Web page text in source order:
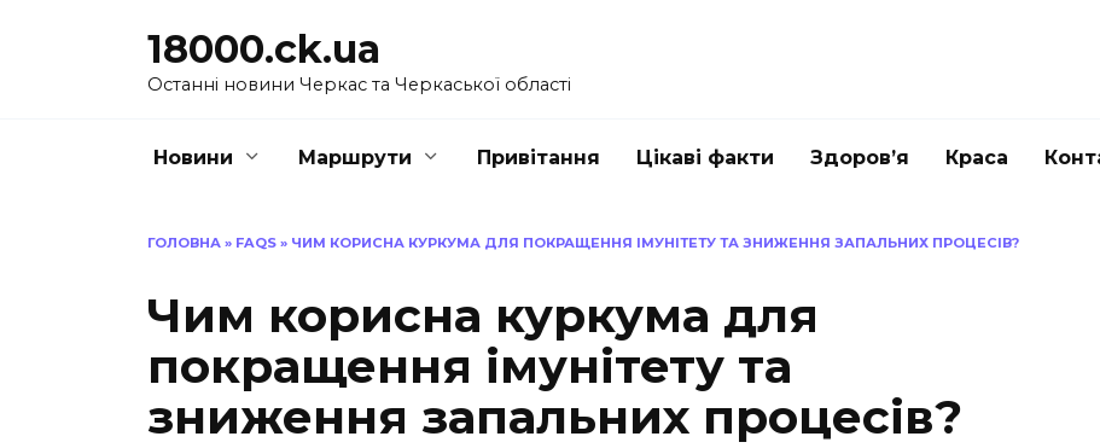
18000.ck.ua
Останні новини Черкас та Черкаської області
Новини Маршрути Привітання Цікаві факти Здоров’я Краса
ГОЛОВНА » FAQS » ЧИМ КОРИСНА КУРКУМА ДЛЯ ПОКРАЩЕННЯ ІМУНІТЕТУ ТА ЗНИЖЕННЯ ЗАПАЛЬНИХ ПРОЦЕСІВ?
Чим корисна куркума для
покращення імунітету та
зниження запальних процесів?